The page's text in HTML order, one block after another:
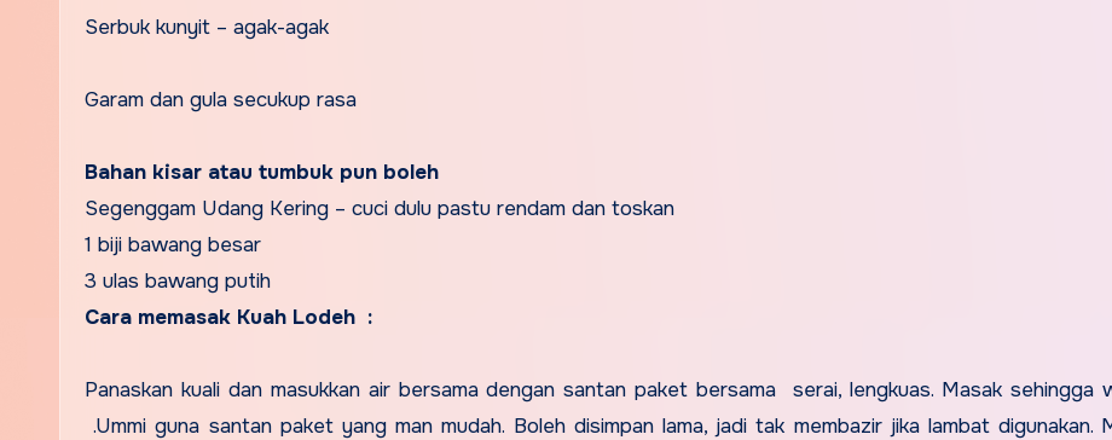
Serbuk kunyit – agak-agak
Garam dan gula secukup rasa
Bahan kisar atau tumbuk pun boleh
Segenggam Udang Kering – cuci dulu pastu rendam dan toskan
1 biji bawang besar
3 ulas bawang putih
Cara memasak Kuah Lodeh :
Panaskan kuali dan masukkan air bersama dengan santan paket bersama serai, lengkuas. Masak sehingga
.Ummi guna santan paket yang man mudah. Boleh disimpan lama, jadi tak membazir jika lambat digunakan.